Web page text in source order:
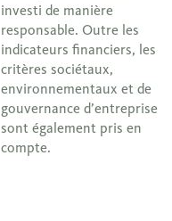
investi de manière
responsable. Outre les
indicateurs financiers, les
critères sociétaux,
environnementaux et de
gouvernance d’entreprise
sont également pris en
compte.